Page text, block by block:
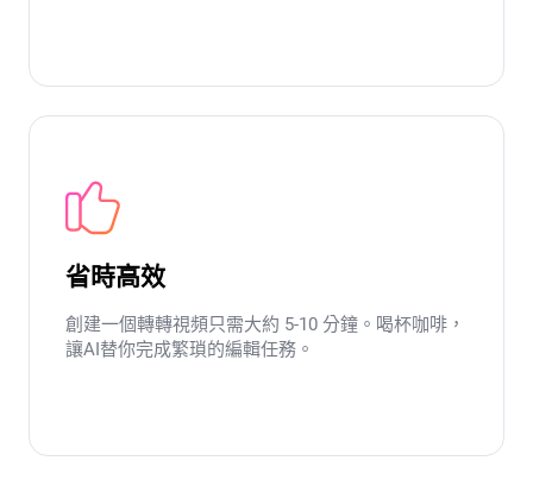
省時高效
創建一個轉轉視頻只需大約 5-10 分鐘。喝杯咖啡，
讓AI替你完成繁瑣的編輯任務。